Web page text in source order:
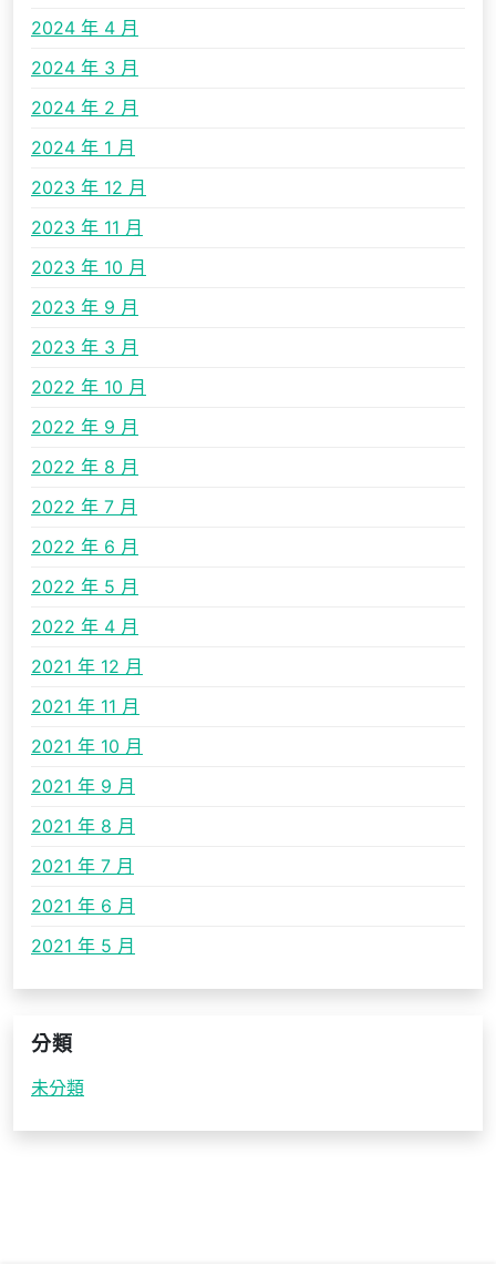
2024 年 4 月
2024 年 3 月
2024 年 2 月
2024 年 1 月
2023 年 12 月
2023 年 11 月
2023 年 10 月
2023 年 9 月
2023 年 3 月
2022 年 10 月
2022 年 9 月
2022 年 8 月
2022 年 7 月
2022 年 6 月
2022 年 5 月
2022 年 4 月
2021 年 12 月
2021 年 11 月
2021 年 10 月
2021 年 9 月
2021 年 8 月
2021 年 7 月
2021 年 6 月
2021 年 5 月
分類
未分類